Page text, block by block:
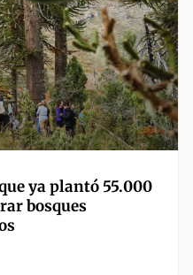
ya plantó 55.000
bosques